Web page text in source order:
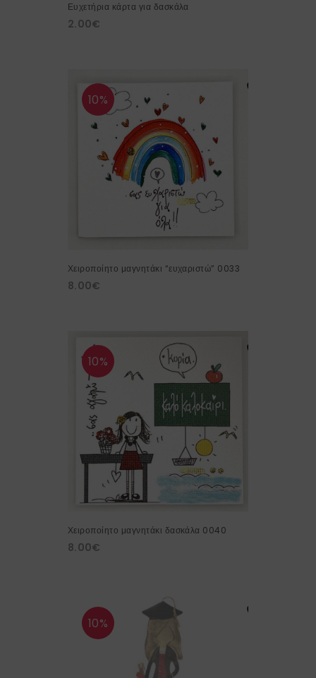
Ευχετήρια κάρτα για δασκάλα
2.00€
10%
Χειροποίητο μαγνητάκι “ευχαριστώ” 0033
8.00€
10%
Χειροποίητο μαγνητάκι δασκάλα 0040
8.00€
10%